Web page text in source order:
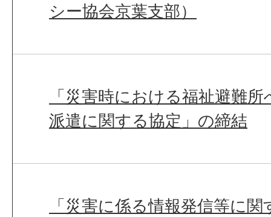
シー協会京葉支部）
「災害時における福祉避難
派遣に関する協定」の締結
「災害に係る情報発信等に